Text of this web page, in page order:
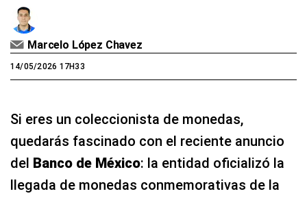
Marcelo López Chavez
14/05/2026 17H33
Si eres un coleccionista de monedas,
quedarás fascinado con el reciente anuncio
del Banco de México: la entidad oficializó la
llegada de monedas conmemorativas de la